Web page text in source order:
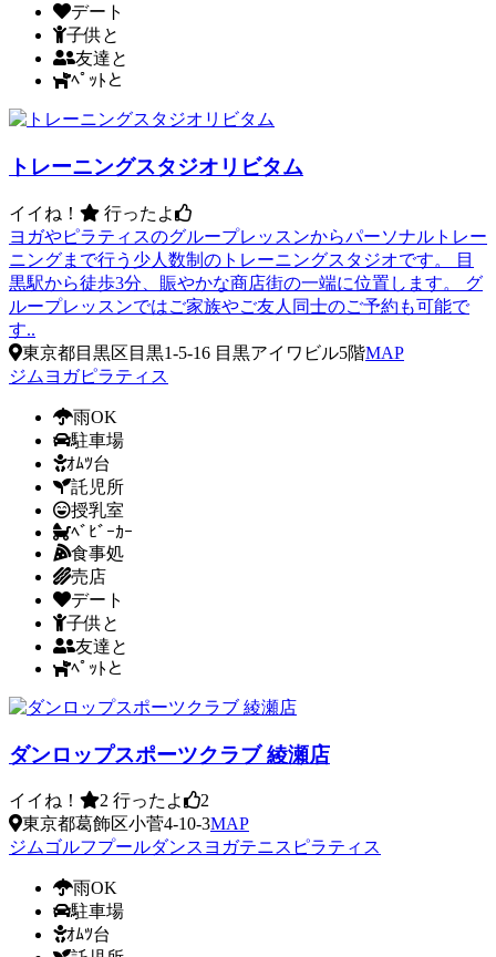
デート
子供と
友達と
ﾍﾟｯﾄと
トレーニングスタジオリビタム
イイね！
行ったよ
ヨガやピラティスのグループレッスンからパーソナルトレー
ニングまで行う少人数制のトレーニングスタジオです。 目
黒駅から徒歩3分、賑やかな商店街の一端に位置します。 グ
ループレッスンではご家族やご友人同士のご予約も可能で
す..
東京都目黒区目黒1-5-16 目黒アイワビル5階MAP
ジム ヨガピラティス
雨OK
駐車場
ｵﾑﾂ台
託児所
授乳室
ﾍﾞﾋﾞｰｶｰ
食事処
売店
デート
子供と
友達と
ﾍﾟｯﾄと
ダンロップスポーツクラブ 綾瀬店
イイね！ 2 行ったよ
2
東京都葛飾区小菅4-10-3MAP
ジム ゴルフプールダンス ヨガテニス ピラティス
雨OK
駐車場
ｵﾑﾂ台